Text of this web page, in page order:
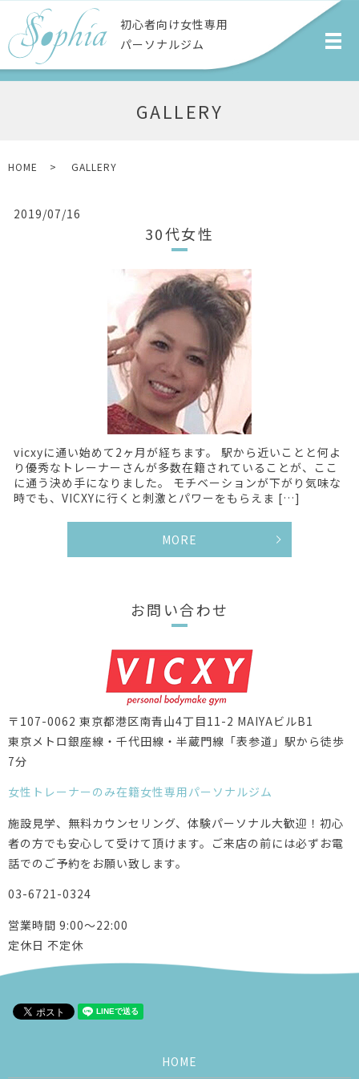
初⼼者向け⼥性専⽤
パーソナルジム
GALLERY
HOME GALLERY
2019/07/16
30代女性
vicxyに通い始めて2ヶ月が経ちます。 駅から近いことと何よ
り優秀なトレーナーさんが多数在籍されていることが、ここ
に通う決め手になりました。 モチベーションが下がり気味な
時でも、VICXYに行くと刺激とパワーをもらえま […]
MORE
お問い合わせ
〒107-0062 東京都港区南青山4丁目11-2 MAIYAビルB1
東京メトロ銀座線・千代田線・半蔵門線「表参道」駅から徒歩
7分
女性トレーナーのみ在籍女性専用パーソナルジム
施設見学、無料カウンセリング、体験パーソナル大歓迎！初心
者の方でも安心して受けて頂けます。ご来店の前には必ずお電
話でのご予約をお願い致します。
03-6721-0324
営業時間 9:00～22:00
定休日 不定休
HOME